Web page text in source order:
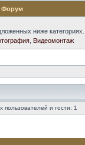
Форум
ниже категориях.
Видеомонтаж
и гости: 1